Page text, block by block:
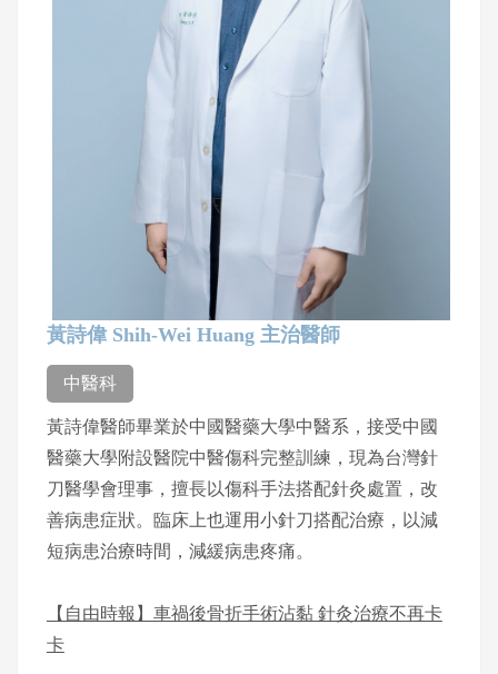
黃詩偉 Shih-Wei Huang 主治醫師
中醫科
黃詩偉醫師畢業於中國醫藥大學中醫系，接受中國
醫藥大學附設醫院中醫傷科完整訓練，現為台灣針
刀醫學會理事，擅長以傷科手法搭配針灸處置，改
善病患症狀。臨床上也運用小針刀搭配治療，以減
短病患治療時間，減緩病患疼痛。
【自由時報】車禍後骨折手術沾黏 針灸治療不再卡
卡